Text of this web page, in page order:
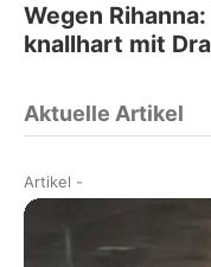
Wegen
knallhart mit
Aktuelle Artikel
Artikel -